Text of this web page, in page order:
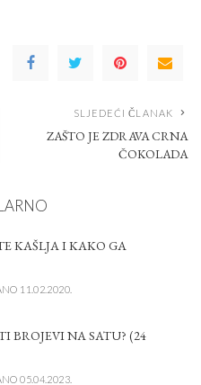
SLJEDEĆI ČLANAK
ZAŠTO JE ZDRAVA CRNA
ČOKOLADA
KAŠLJA I KAKO GA
11.02.2020.
BROJEVI NA SATU? (24
05.04.2023.